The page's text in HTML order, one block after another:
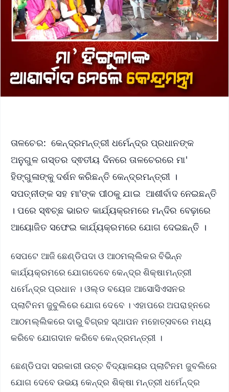
ତାଳଚେର: କେନ୍ଦ୍ରମନ୍ତ୍ରୀ ଧର୍ମେନ୍ଦ୍ର ପ୍ରଧାନଙ୍କ
ଅନୁଗୁଳ ଗସ୍ତର ଦ୍ଵତୀୟ ଦିନରେ ତାଳଚେରରେ ମା'
ହିଙ୍ଗୁଳାଙ୍କୁ ଦର୍ଶନ କରିଛନ୍ତି କେନ୍ଦ୍ରମନ୍ତ୍ରୀ ।
ସପତ୍ନୀଙ୍କ ସହ ମା'ଙ୍କ ପୀଠକୁ ଯାଇ ଆଶୀର୍ବାଦ ନେଇଛନ୍ତି
। ପରେ ସ୍ଵଚ୍ଛ ଭାରତ କାର୍ଯ୍ୟକ୍ରମରେ ମନ୍ଦିର ବେଢ଼ାରେ
ଆୟୋଜିତ ସଫେଇ କାର୍ଯ୍ୟକ୍ରମରେ ଯୋଗ ଦେଇଛନ୍ତି ।
ସେପଟେ ଆଜି ଛେଣ୍ଡିପଦା ଓ ଆଠମଲ୍ଲିକର ବିଭିନ୍ନ
କାର୍ଯ୍ୟକ୍ରମରେ ଯୋଗଦେବେ କେନ୍ଦ୍ର ଶିକ୍ଷାମନ୍ତ୍ରୀ
ଧର୍ମେନ୍ଦ୍ର ପ୍ରଧାନ । ଓଲ୍ଡ ବୟେଜ ଆସୋସିଏସନର
ପ୍ଲାଟିନମ ଜୁବୁଲିରେ ଯୋଗ ଦେବେ । ଏହାପରେ ଅପରାହ୍ନରେ
ଆଠମଲ୍ଲିକରେ ଦାରୁ ବିଗ୍ରହ ସ୍ଥାପନ ମହୋତ୍ସବରେ ମଧ୍ୟ
କରିବେ ଯୋଗଦାନ କରିବେ କେନ୍ଦ୍ରମନ୍ତ୍ରୀ ।
ଛେଣ୍ଡିପଦା ସରକାରୀ ଉଚ୍ଚ ବିଦ୍ୟାଳୟର ପ୍ଲାଟିନମ ଜୁବଲିରେ
ଯୋଗ ଦେବେ ଉଭୟ କେନ୍ଦ୍ର ଶିକ୍ଷା ମନ୍ତ୍ରୀ ଧର୍ମେନ୍ଦ୍ର